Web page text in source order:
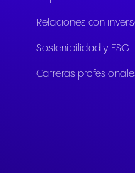
Relaciones con
Sostenibilidad y ESG
Carreras